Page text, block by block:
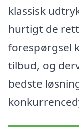
klassisk
hurtigt de
forespørgsel
tilbud, og
bedste